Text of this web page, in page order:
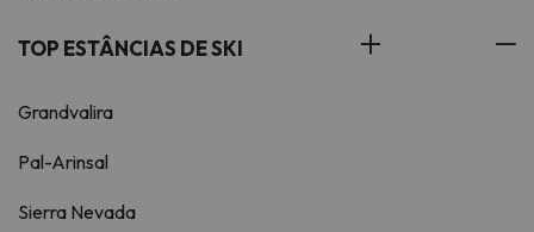
TOP ESTÂNCIAS DE SKI
Grandvalira
Pal-Arinsal
Sierra Nevada